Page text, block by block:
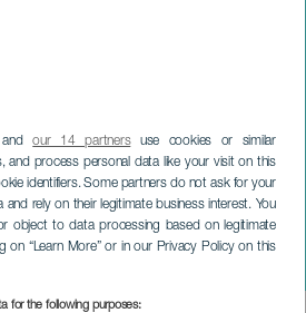
andour 14 partnersuse cookies or similar
and process personal data like your visit on this
identifiers. Some partners do not ask for your
rely on their legitimate business interest. You
object to data processing based on legitimate
on “Learn More” or in our Privacy Policy on this
for the following purposes:
Pro